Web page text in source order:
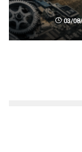
03/